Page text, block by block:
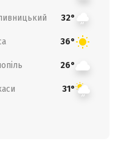
32°
36°
26°
31°